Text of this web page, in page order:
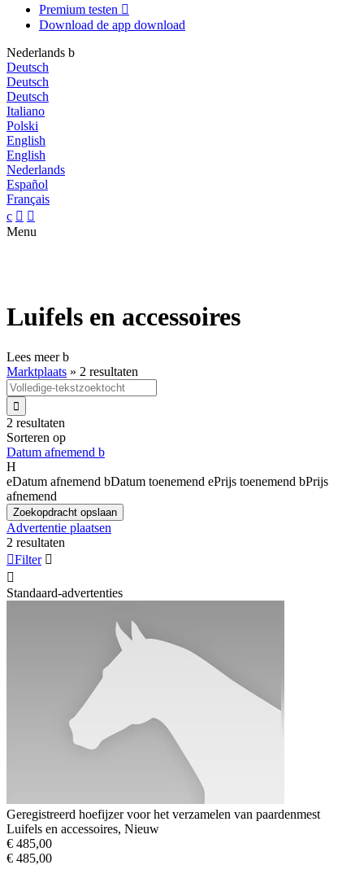
Premium testen 
Download de app download
Nederlands b
Deutsch
Deutsch
Deutsch
Italiano
Polski
English
English
Nederlands
Español
Français
c  
Menu
Luifels en accessoires
Lees meerb
Marktplaats » 2 resultaten

2 resultaten
Sorteren op
Datum afnemend b
H
eDatum afnemend bDatum toenemend ePrijs toenemend bPrijs
afnemend
Zoekopdracht opslaan
Advertentie plaatsen
2 resultaten
Filter 

Standaard-advertenties
Geregistreerd hoefijzer voor het verzamelen van paardenmest
Luifels en accessoires, Nieuw
€ 485,00
€ 485,00